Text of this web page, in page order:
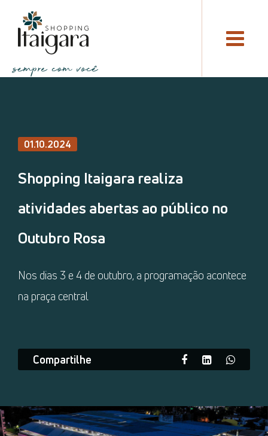
01.10.2024
Shopping Itaigara realiza
atividades abertas ao público no
Outubro Rosa
Nos dias 3 e 4 de outubro, a programação acontece
na praça central
Compartilhe